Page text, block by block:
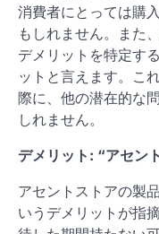
消費者にとっては購
もしれません。また
デメリットを特定す
ットと言えます。こ
際に、他の潜在的な
しれません。
デメリット: “アセン
アセントストアの製
いうデメリットが指